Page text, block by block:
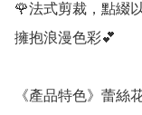
🌹法式剪裁，點綴
擁抱浪漫色彩💕
《產品特色》蕾絲